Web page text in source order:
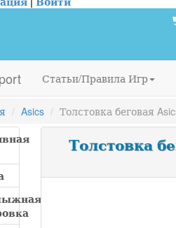
Статьи/Правила Игр
Asics
Толстовка беговая
Толстовка